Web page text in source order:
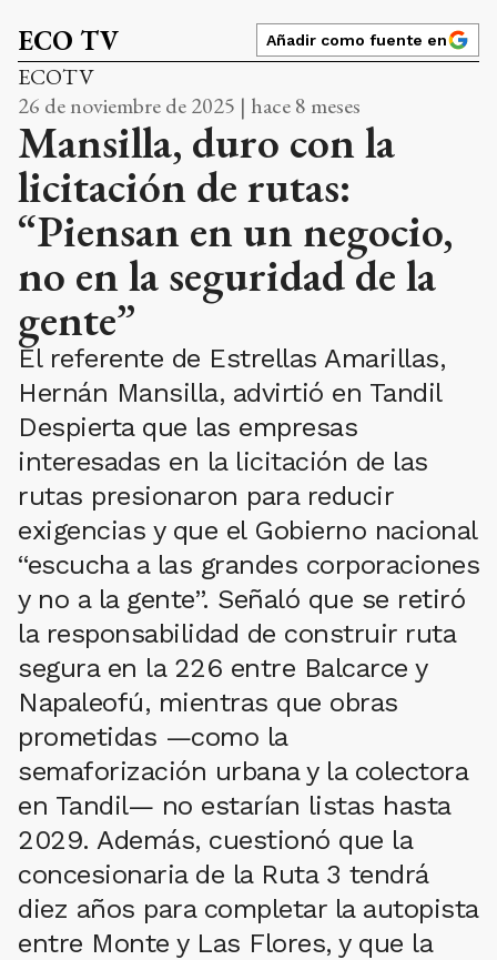
ECO TV Añadir como fuente en
ECOTV
26 de noviembre de 2025 | hace 8 meses
Mansilla, duro con la
licitación de rutas:
“Piensan en un negocio,
no en la seguridad de la
gente”
El referente de Estrellas Amarillas,
Hernán Mansilla, advirtió en Tandil
Despierta que las empresas
interesadas en la licitación de las
rutas presionaron para reducir
exigencias y que el Gobierno nacional
“escucha a las grandes corporaciones
y no a la gente”. Señaló que se retiró
la responsabilidad de construir ruta
segura en la 226 entre Balcarce y
Napaleofú, mientras que obras
prometidas —como la
semaforización urbana y la colectora
en Tandil— no estarían listas hasta
2029. Además, cuestionó que la
concesionaria de la Ruta 3 tendrá
diez años para completar la autopista
entre Monte y Las Flores, y que la